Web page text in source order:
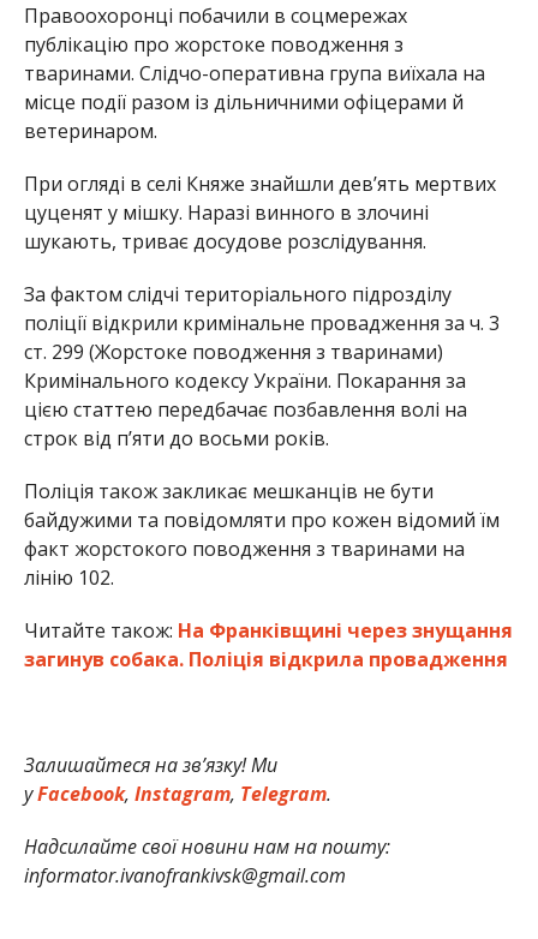
Правоохоронці побачили в соцмережах
публікацію про жорстоке поводження з
тваринами. Слідчо-оперативна група виїхала на
місце події разом із дільничними офіцерами й
ветеринаром.
При огляді в селі Княже знайшли дев’ять мертвих
цуценят у мішку. Наразі винного в злочині
шукають, триває досудове розслідування.
За фактом слідчі територіального підрозділу
поліції відкрили кримінальне провадження за ч. 3
ст. 299 (Жорстоке поводження з тваринами)
Кримінального кодексу України. Покарання за
цією статтею передбачає позбавлення волі на
строк від п’яти до восьми років.
Поліція також закликає мешканців не бути
байдужими та повідомляти про кожен відомий їм
факт жорстокого поводження з тваринами на
лінію 102.
Читайте також: На Франківщині через знущання
загинув собака. Поліція відкрила провадження
Залишайтеся на зв’язку! Ми
уFacebook, Instagram, Telegram.
Надсилайте свої новини нам на пошту:
informator.ivanofrankivsk@gmail.com